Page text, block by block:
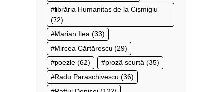
librăria Humanitas de la Cișmigiu
(72)
Marian Ilea (33)
Mircea Cărtărescu (29)
poezie (62) proză scurtă (35)
Radu Paraschivescu (36)